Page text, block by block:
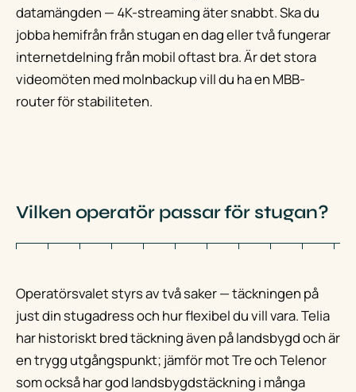
datamängden — 4K-streaming äter snabbt. Ska du
jobba hemifrån från stugan en dag eller två fungerar
internetdelning från mobil oftast bra. Är det stora
videomöten med molnbackup vill du ha en MBB-
router för stabiliteten.
Vilken operatör passar för stugan?
Operatörsvalet styrs av två saker — täckningen på
just din stugadress och hur flexibel du vill vara. Telia
har historiskt bred täckning även på landsbygd och är
en trygg utgångspunkt; jämför mot Tre och Telenor
som också har god landsbygdstäckning i många